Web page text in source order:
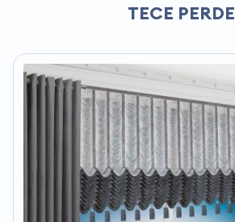
TECE PERDE